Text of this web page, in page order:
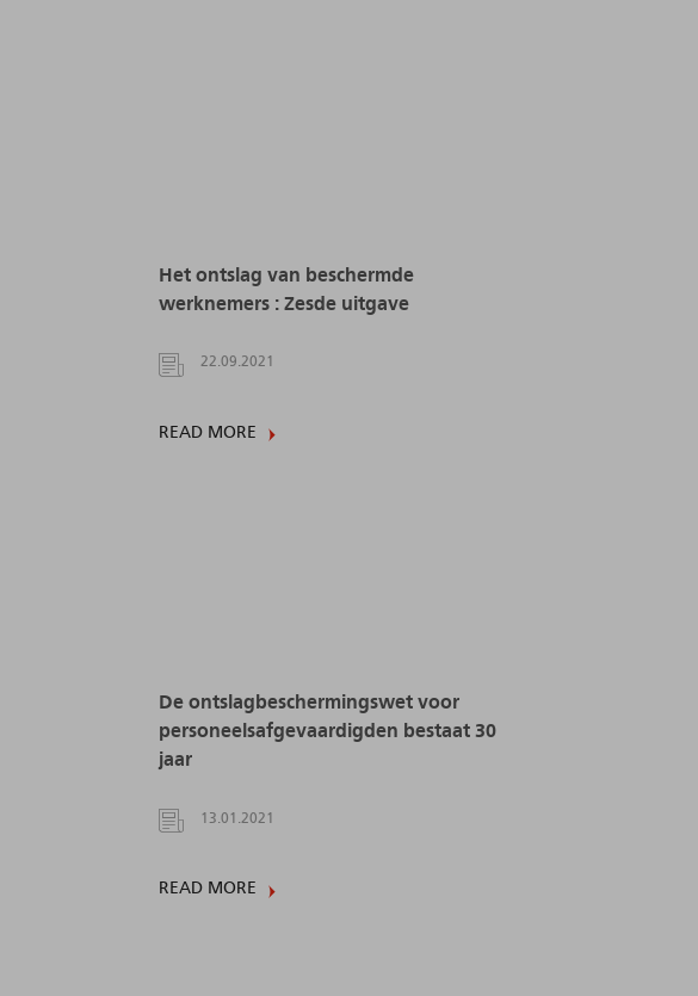
Het ontslag van beschermde
werknemers : Zesde uitgave
22.09.2021
READ MORE
De ontslagbeschermingswet voor
personeelsafgevaardigden bestaat 30
jaar
13.01.2021
READ MORE